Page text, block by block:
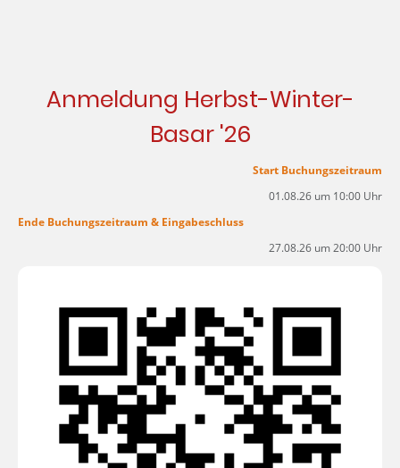
Anmeldung Herbst-Winter-
Basar '26
Start Buchungszeitraum
01.08.26 um 10:00 Uhr
Ende Buchungszeitraum & Eingabeschluss
27.08.26 um 20:00 Uhr